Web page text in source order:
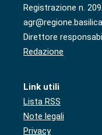
Registrazione n.
Direttore
Redazione
Link utili
Lista RSS
Note legali
Privacy